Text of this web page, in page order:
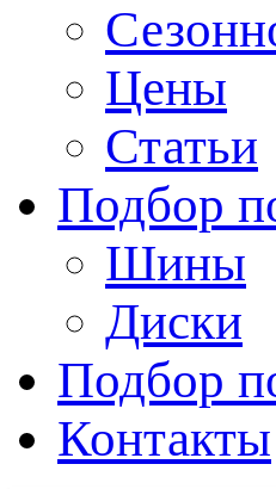
Цены
Статьи
Подбор
Шины
Диски
Подбор
Контакты